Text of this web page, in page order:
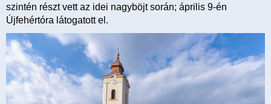
szintén részt vett az idei nagyböjt során; április 9-én
Újfehértóra látogatott el.